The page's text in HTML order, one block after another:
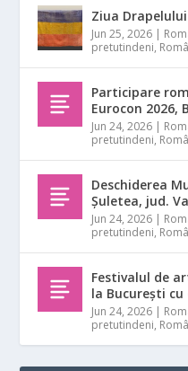
Ziua
Jun 25, 2026 |
pretutindeni,
Participare
Eurocon 2026,
Jun 24, 2026 |
pretutindeni,
Deschiderea
Șuletea, jud.
Jun 24, 2026 |
pretutindeni,
Festivalul de
la București
Jun 24, 2026 |
pretutindeni,